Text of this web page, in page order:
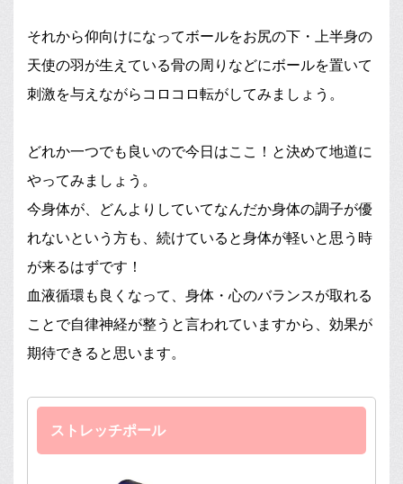
それから仰向けになってボールをお尻の下・上半身の
天使の羽が生えている骨の周りなどにボールを置いて
刺激を与えながらコロコロ転がしてみましょう。
どれか一つでも良いので今日はここ！と決めて地道に
やってみましょう。
今身体が、どんよりしていてなんだか身体の調子が優
れないという方も、続けていると身体が軽いと思う時
が来るはずです！
血液循環も良くなって、身体・心のバランスが取れる
ことで自律神経が整うと言われていますから、効果が
期待できると思います。
ストレッチポール